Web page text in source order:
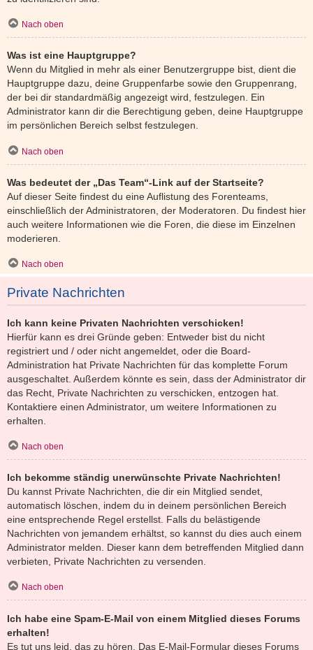
Nach oben
Was ist eine Hauptgruppe?
Wenn du Mitglied in mehr als einer Benutzergruppe bist, dient die
Hauptgruppe dazu, deine Gruppenfarbe sowie den Gruppenrang,
der bei dir standardmäßig angezeigt wird, festzulegen. Ein
Administrator kann dir die Berechtigung geben, deine Hauptgruppe
im persönlichen Bereich selbst festzulegen.
Nach oben
Was bedeutet der „Das Team“-Link auf der Startseite?
Auf dieser Seite findest du eine Auflistung des Forenteams,
einschließlich der Administratoren, der Moderatoren. Du findest hier
auch weitere Informationen wie die Foren, die diese im Einzelnen
moderieren.
Nach oben
Private Nachrichten
Ich kann keine Privaten Nachrichten verschicken!
Hierfür kann es drei Gründe geben: Entweder bist du nicht
registriert und / oder nicht angemeldet, oder die Board-
Administration hat Private Nachrichten für das komplette Forum
ausgeschaltet. Außerdem könnte es sein, dass der Administrator dir
das Recht, Private Nachrichten zu verschicken, entzogen hat.
Kontaktiere einen Administrator, um weitere Informationen zu
erhalten.
Nach oben
Ich bekomme ständig unerwünschte Private Nachrichten!
Du kannst Private Nachrichten, die dir ein Mitglied sendet,
automatisch löschen, indem du in deinem persönlichen Bereich
eine entsprechende Regel erstellst. Falls du belästigende
Nachrichten von jemandem erhältst, so kannst du dies auch einem
Administrator melden. Dieser kann dem betreffenden Mitglied dann
verbieten, Private Nachrichten zu versenden.
Nach oben
Ich habe eine Spam-E-Mail von einem Mitglied dieses Forums
erhalten!
Es tut uns leid, das zu hören. Das E-Mail-Formular dieses Forums